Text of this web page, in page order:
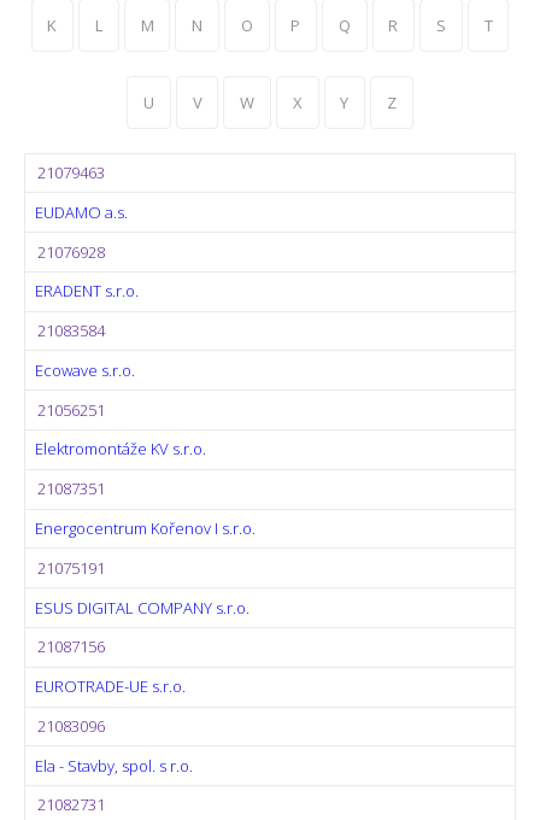
K L M N O P Q R S T
U V W X Y Z
21079463
EUDAMO a.s.
21076928
ERADENT s.r.o.
21083584
Ecowave s.r.o.
21056251
Elektromontáže KV s.r.o.
21087351
Energocentrum Kořenov I s.r.o.
21075191
ESUS DIGITAL COMPANY s.r.o.
21087156
EUROTRADE-UE s.r.o.
21083096
Ela - Stavby, spol. s r.o.
21082731